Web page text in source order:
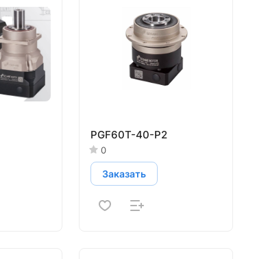
PGF60T-40-P2
0
Заказать